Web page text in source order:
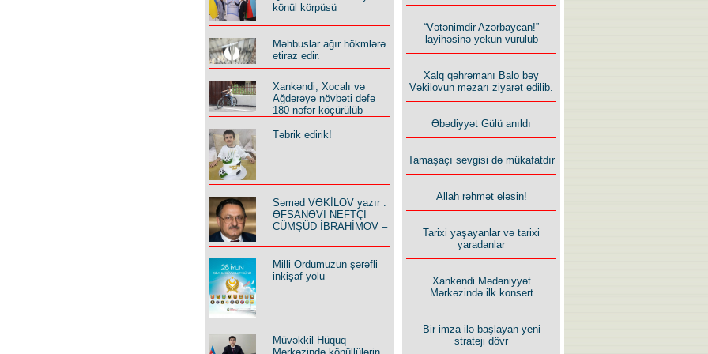
könül körpüsü
Məhbuslar ağır hökmlərə
etiraz edir.
Xankəndi, Xocalı və
Ağdərəyə növbəti dəfə
180 nəfər köçürülüb
Təbrik edirik!
Səməd VƏKİLOV yazır :
ƏFSANƏVİ NEFTÇİ
CÜMŞÜD İBRAHİMOV –
Milli Ordumuzun şərəfli
inkişaf yolu
Müvəkkil Hüquq
“Vətənimdir Azərbaycan!”
layihəsinə yekun vurulub
Xalq qəhrəmanı Balo bəy
Vəkilovun məzarı ziyarət edilib.
Əbədiyyət Gülü anıldı
Tamaşaçı sevgisi də mükafatdır
Allah rəhmət eləsin!
Tarixi yaşayanlar və tarixi
yaradanlar
Xankəndi Mədəniyyət
Mərkəzində ilk konsert
Bir imza ilə başlayan yeni
strateji dövr